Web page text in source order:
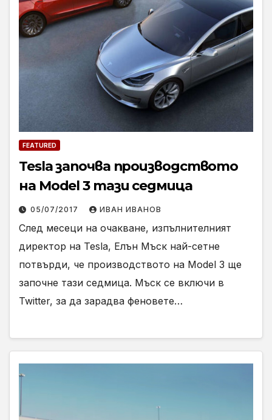
FEATURED
Tesla започва производството
на Model 3 тази седмица
05/07/2017 ИВАН ИВАНОВ
След месеци на очакване, изпълнителният
директор на Tesla, Елън Мъск най-сетне
потвърди, че производството на Model 3 ще
започне тази седмица. Мъск се включи в
Twitter, за да зарадва феновете…